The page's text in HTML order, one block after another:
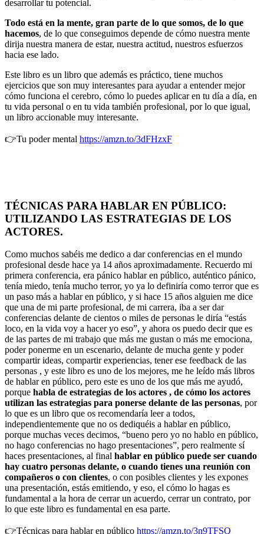
desarrollar tu potencial.
Todo está en la mente, gran parte de lo que somos, de lo que
hacemos, de lo que conseguimos depende de cómo nuestra mente
dirija nuestra manera de estar, nuestra actitud, nuestros esfuerzos
hacia ese lado.
Este libro es un libro que además es práctico, tiene muchos
ejercicios que son muy interesantes para ayudar a entender mejor
cómo funciona el cerebro, cómo lo puedes aplicar en tu día a día, en
tu vida personal o en tu vida también profesional, por lo que igual,
un libro accionable muy interesante.
👉Tu poder mental https://amzn.to/3dFHzxF
TÉCNICAS PARA HABLAR EN PÚBLICO:
UTILIZANDO LAS ESTRATEGIAS DE LOS
ACTORES.
Como muchos sabéis me dedico a dar conferencias en el mundo
profesional desde hace ya 14 años aproximadamente. Recuerdo mi
primera conferencia, era pánico hablar en público, auténtico pánico,
tenía miedo, tenía mucho terror, yo ya lo definiría como terror que es
un paso más a hablar en público, y si hace 15 años alguien me dice
que una de mi parte profesional, de mi carrera, iba a ser dar
conferencias delante de cientos o miles de personas le diría “estás
loco, en la vida voy a hacer yo eso”, y ahora os puedo decir que es
de las partes de mi trabajo que más me gustan o más me emociona,
poder ponerme en un escenario, delante de mucha gente y poder
compartir ideas, compartir experiencias, tener ese feedback de las
personas , y este libro es uno de los mejores, me he leído más libros
de hablar en público, pero este es uno de los que más me ayudó,
porque habla de estrategias de los actores , de cómo los actores
utilizan las estrategias para ponerse delante de las personas, por
lo que es un libro que os recomendaría leer a todos,
independientemente que no os dediquéis a hablar en público,
porque muchas veces decimos, “bueno pero yo no hablo en público,
no hago conferencias no hago presentaciones”, pero realmente sí
haces presentaciones, al final hablar en público puede ser cuando
hay cuatro personas delante, o cuando tienes una reunión con
compañeros o con clientes, o con posibles clientes y les expones
una presentación, estás emitiendo, y eso, el cómo lo hagas es
fundamental a la hora de cerrar un acuerdo, cerrar un contrato, por
lo que este libro es fundamental en esa parte.
👉Técnicas para hablar en público https://amzn.to/3n9TFSQ